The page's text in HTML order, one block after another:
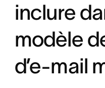
inclure
modèle
d’e-mail